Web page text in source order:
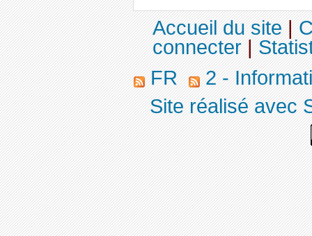
Accueil du site|
connecter|
FR
2 -
Site réalisé avec